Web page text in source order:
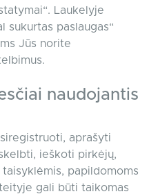
Laukelyje
sukurtas paslaugas“
Jūs norite
naudojantis
aprašyti
ieškoti pirkėjų,
papildomoms
gali būti taikomas